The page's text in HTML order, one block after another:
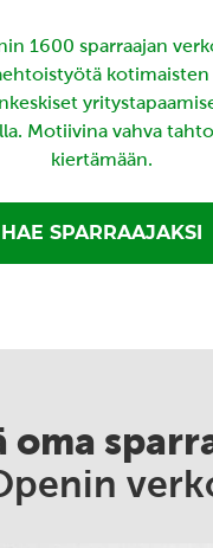
1600 sparraajan
Motiivina vahva
kiertämään.
HAE SPARRAAJAKSI
oma